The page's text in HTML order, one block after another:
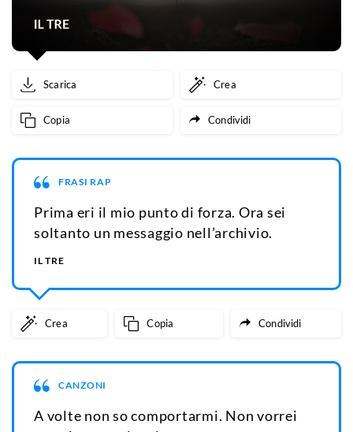
Scarica Crea
Copia Condividi
FRASI RAP
Prima eri il mio punto di forza. Ora sei
soltanto un messaggio nell’archivio.
IL TRE
Crea Copia Condividi
CANZONI
A volte non so comportarmi. Non vorrei